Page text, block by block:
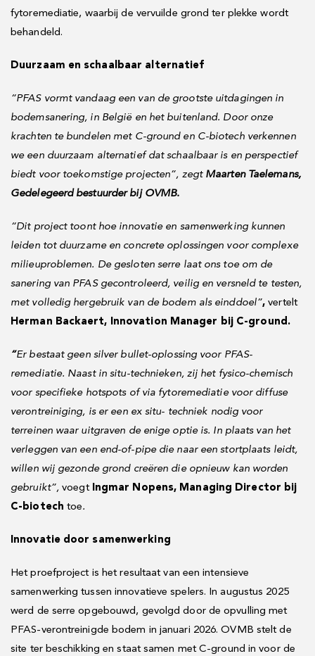
fytoremediatie, waarbij de vervuilde grond ter plekke wordt
behandeld.
Duurzaam en schaalbaar alternatief
“PFAS vormt vandaag een van de grootste uitdagingen in
bodemsanering, in België en het buitenland. Door onze
krachten te bundelen met C-ground en C-biotech verkennen
we een duurzaam alternatief dat schaalbaar is en perspectief
biedt voor toekomstige projecten”, zegt Maarten Taelemans,
Gedelegeerd bestuurder bij OVMB.
“Dit project toont hoe innovatie en samenwerking kunnen
leiden tot duurzame en concrete oplossingen voor complexe
milieuproblemen. De gesloten serre laat ons toe om de
sanering van PFAS gecontroleerd, veilig en versneld te testen,
met volledig hergebruik van de bodem als einddoel”,vertelt
Herman Backaert, Innovation Manager bij C-ground.
“Er bestaat geen silver bullet-oplossing voor PFAS-
remediatie. Naast in situ-technieken, zij het fysico-chemisch
voor specifieke hotspots of via fytoremediatie voor diffuse
verontreiniging, is er een ex situ- techniek nodig voor
terreinen waar uitgraven de enige optie is. In plaats van het
verleggen van een end-of-pipe die naar een stortplaats leidt,
willen wij gezonde grond creëren die opnieuw kan worden
gebruikt”,voegt Ingmar Nopens, Managing Director bij
C-biotech toe.
Innovatie door samenwerking
Het proefproject is het resultaat van een intensieve
samenwerking tussen innovatieve spelers. In augustus 2025
werd de serre opgebouwd, gevolgd door de opvulling met
PFAS-verontreinigde bodem in januari 2026. OVMB stelt de
site ter beschikking en staat samen met C-ground in voor de